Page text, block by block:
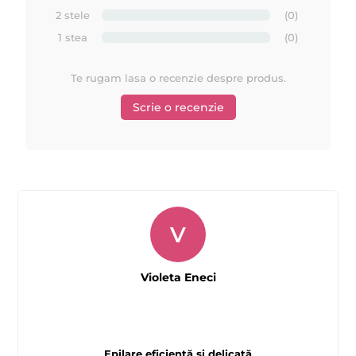
6. Cu o miscare ferma, trageti hartia in sensul invers de crestere
8. Folositi uleiurile sau lotiunile dupa epilat ATHINA pentru
Cele mai comune greseli in timpul epilarii cu ceara
liposolubilă ATHINA
1. Aplicare gresita a cerii (in sensul invers al cresterii firelor de
2 stele
(0)
1 stea
(0)
Te rugam lasa o recenzie despre produs.
Scrie o recenzie
V
Violeta Eneci